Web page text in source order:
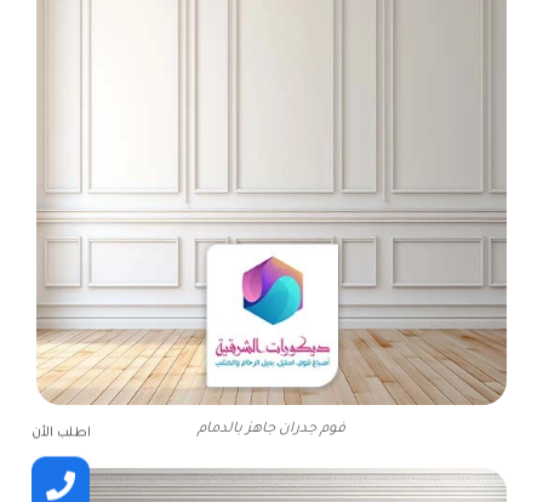
فوم جدران جاهز بالدمام اطلب الأن